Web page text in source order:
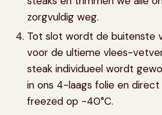
zorgvuldig weg.
Tot slot wordt de buitenste
voor de ultieme vlees-
steak individueel wordt
in ons 4-laags folie en
freezed op -40°C.